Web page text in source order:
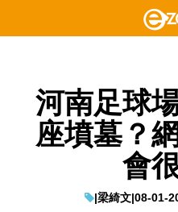
河南足球
座墳墓？
會
|梁綺文|08-01-